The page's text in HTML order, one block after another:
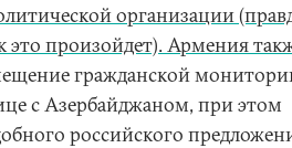
организации
это произойдет). Армения
гражданской
с Азербайджаном, при этом
российского